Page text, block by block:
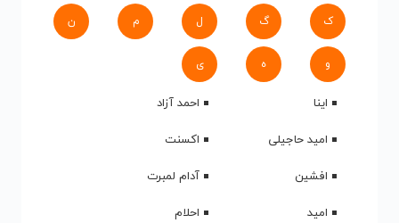
ک گ ل م ن
و ه ی
اینا
احمد آزاد
امید حاجیلی
اکسنت
افشین
آدام لمبرت
امید
احلام